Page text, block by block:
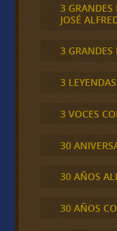
3
JOSÉ
3 GRANDES
3
3 VOCES
30
30 AÑOS
30 AÑOS